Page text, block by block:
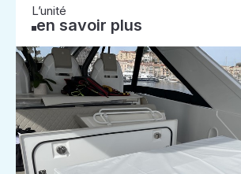
L’unité
en savoir plus